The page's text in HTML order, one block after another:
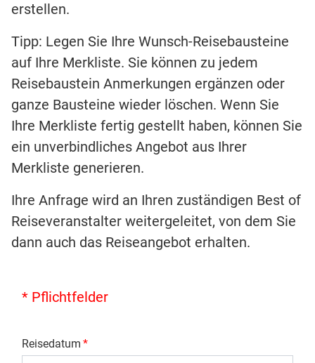
erstellen.
Tipp: Legen Sie Ihre Wunsch-Reisebausteine
auf Ihre Merkliste. Sie können zu jedem
Reisebaustein Anmerkungen ergänzen oder
ganze Bausteine wieder löschen. Wenn Sie
Ihre Merkliste fertig gestellt haben, können Sie
ein unverbindliches Angebot aus Ihrer
Merkliste generieren.
Ihre Anfrage wird an Ihren zuständigen Best of
Reiseveranstalter weitergeleitet, von dem Sie
dann auch das Reiseangebot erhalten.
* Pflichtfelder
Reisedatum *